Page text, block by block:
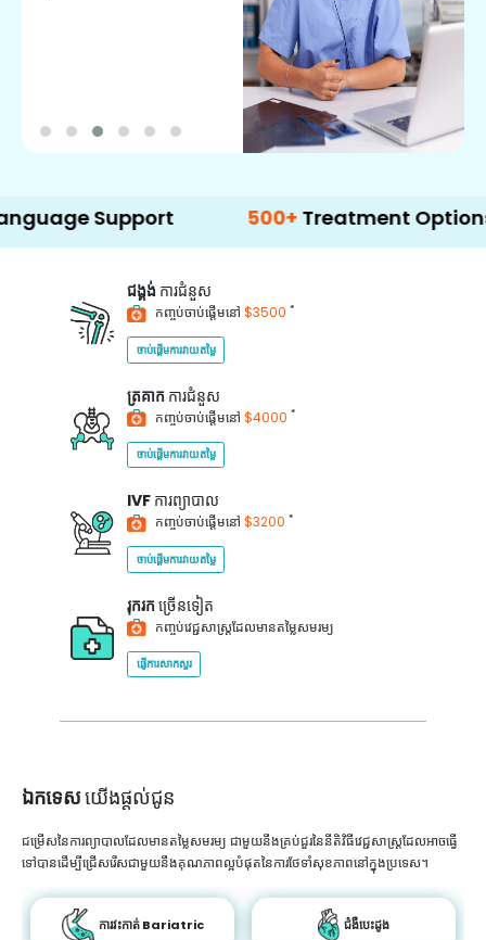
Support 500+ Treatment Options
ជង្គង់ ការជំនួស
កញ្ចប់ចាប់ផ្តើមនៅ $3500 *
ចាប់ផ្តើមការវាយតម្លៃ
ត្រគាក ការជំនួស
កញ្ចប់ចាប់ផ្តើមនៅ $4000 *
ចាប់ផ្តើមការវាយតម្លៃ
IVF ការព្យាបាល
កញ្ចប់ចាប់ផ្តើមនៅ $3200 *
ចាប់ផ្តើមការវាយតម្លៃ
រុករក ច្រើនទៀត
កញ្ចប់វេជ្ជសាស្ត្រដែលមានតម្លៃសមរម្យ
ផ្ញើការសាកសួរ
ឯកទេសយើងផ្តល់ជូន
ជម្រើសនៃការព្យាបាលដែលមានតម្លៃសមរម្យ ជាមួយនឹងគ្រប់ជួរនៃនីតិវិធីវេជ្ជសាស្រ្តដែលអាចធ្វើ
ទៅបានដើម្បីជ្រើសរើសជាមួយនឹងគុណភាពល្អបំផុតនៃការថែទាំសុខភាពនៅក្នុងប្រទេស។
ការវះកាត់ Bariatric ជំងឺបេះដូង